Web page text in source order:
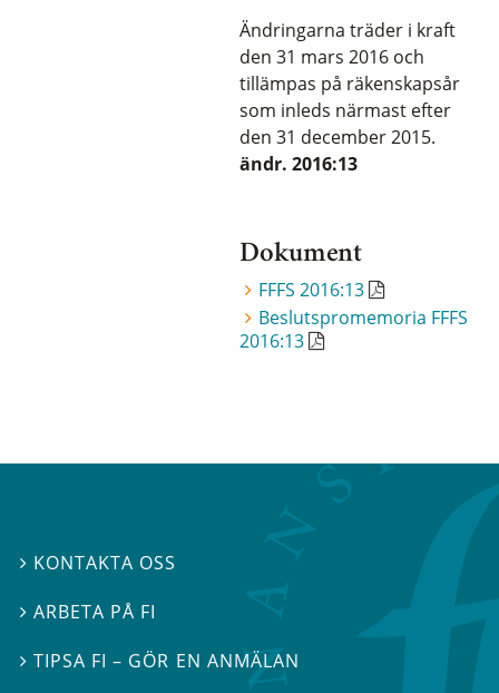
Ändringarna träder i kraft
den 31 mars 2016 och
tillämpas på räkenskapsår
som inleds närmast efter
den 31 december 2015.
ändr. 2016:13
Dokument
FFFS 2016:13
Beslutspromemoria FFFS
2016:13
 KONTAKTA OSS
 ARBETA PÅ FI
TIPSA FI – GÖR EN ANMÄLAN